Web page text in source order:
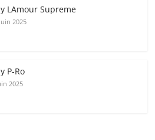
LAmour Supreme
2025
P‑Ro
2025